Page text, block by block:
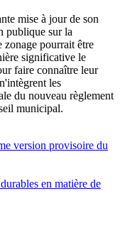
mise à jour de son
publique sur la
zonage pourrait être
significative le
faire connaître leur
les
du nouveau règlement
municipal.
version provisoire du